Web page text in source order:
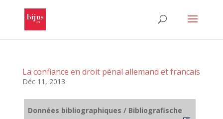
La confiance en droit pénal allemand et francais
Déc 11, 2013
Données bibliographiques / Bibliografische